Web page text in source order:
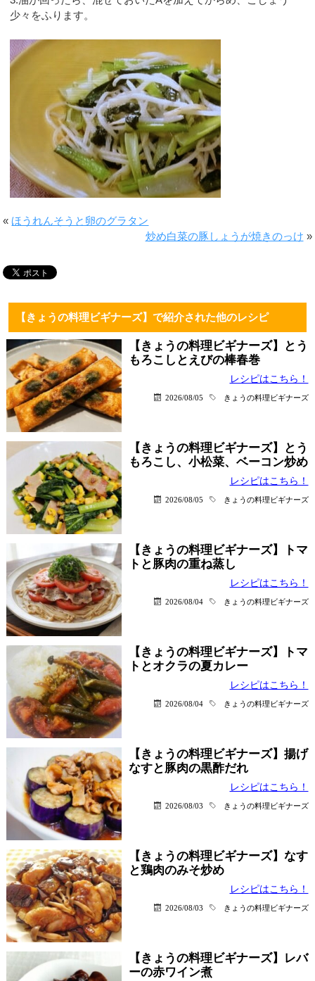
少々をふります。
«ほうれんそうと卵のグラタン
炒め白菜の豚しょうが焼きのっけ »
【きょうの料理ビギナーズ】で紹介された他のレシピ
【きょうの料理ビギナーズ】とう
もろこしとえびの棒春巻
レシピはこちら！
2026/08/05 きょうの料理ビギナーズ
【きょうの料理ビギナーズ】とう
もろこし、小松菜、ベーコン炒め
レシピはこちら！
2026/08/05 きょうの料理ビギナーズ
【きょうの料理ビギナーズ】トマ
トと豚肉の重ね蒸し
レシピはこちら！
2026/08/04 きょうの料理ビギナーズ
【きょうの料理ビギナーズ】トマ
トとオクラの夏カレー
レシピはこちら！
2026/08/04 きょうの料理ビギナーズ
【きょうの料理ビギナーズ】揚げ
なすと豚肉の黒酢だれ
レシピはこちら！
2026/08/03 きょうの料理ビギナーズ
【きょうの料理ビギナーズ】なす
と鶏肉のみそ炒め
レシピはこちら！
2026/08/03 きょうの料理ビギナーズ
【きょうの料理ビギナーズ】レバ
ーの赤ワイン煮